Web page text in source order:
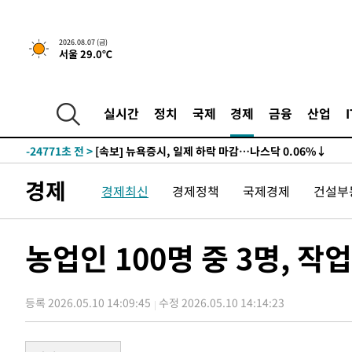
2026.08.07 (금)
서울 29.0℃
실시간 정치 국제 경제 금융 산업
-24771초 전 >
-30205초 전 > 이란, 호르무즈서 "적국 목표물들"과 대치로 남부 케슘
발효
-27071초 전 >
[속보]트럼프, 美 원정출산 금지 행정명령 서명
-24771초 전 >[속보] 뉴욕증시, 일제 하락 마감…나스닥 0.06%↓
례 큰 폭발음
-28920초 전 >[속보]美, 폴리실리콘 수입 규제…파생제품 15% 관세,
-24771초 전 >[속보] 뉴욕증시, 일제 하락 마감…나스닥 0.06%↓
경제 경제최신 경제정책 국제경제 건설
농업인 100명 중 3명, 작
등록 2026.05.10 14:09:45 수정 2026.05.10 14:14:23